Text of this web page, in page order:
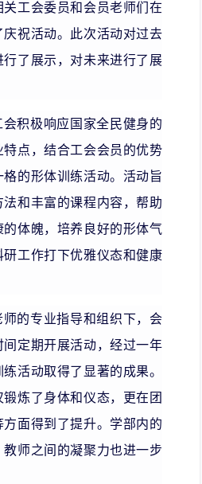
工会委员和会员老师们在
祝活动。此次活动对过去
了展示，对未来进行了展
积极响应国家全民健身的
点，结合工会会员的优势
的形体训练活动。活动旨
和丰富的课程内容，帮助
体魄，培养良好的形体气
工作打下优雅仪态和健康
的专业指导和组织下，会
间定期开展活动，经过一年
活动取得了显著的成果。
炼了身体和仪态，更在团
方面得到了提升。学部内的
师之间的凝聚力也进一步